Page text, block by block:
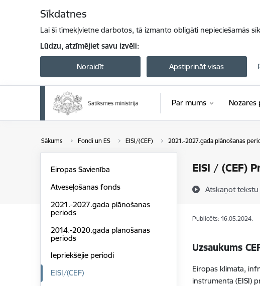
Sīkdatnes
Lai šī tīmekļvietne darbotos, tā izmanto obligāti nepieciešamās
Lūdzu, atzīmējiet savu izvēli:
Noraidīt Apstiprināt visas
Par mums Nozares
Sākums Fondi un ES EISI/(CEF) 2021.-2027.gada plānošanas
EISI / (CEF)
Atskaņot tekstu
Eiropas Savienība
Atveseļošanas fonds
2021.-2027.gada plānošanas
periods
2014.-2020.gada plānošanas
periods
Iepriekšējie periodi
EISI/(CEF)
Publicēts: 16.05.2024.
Uzsaukums
Eiropas klimata,
instrumenta (EISI)